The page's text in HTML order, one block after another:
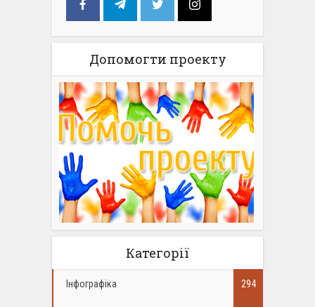
Допомогти проекту
Категорії
Інфографіка 294